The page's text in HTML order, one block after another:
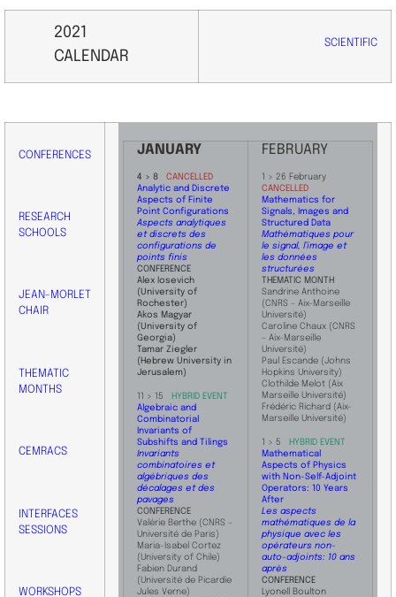
2021
CALENDAR
SCIENTIFIC
CONFERENCES
RESEARCH
SCHOOLS
JEAN-MORLET
CHAIR
THEMATIC
MONTHS
CEMRACS
INTERFACES
SESSIONS
WORKSHOPS
JANUARY
​4 > 8 CANCELLED
Analytic and Discrete
Aspects of Finite
Point Configurations
Aspects analytiques
et discrets des
configurations de
points finis
CONFERENCE
Alex Iosevich
(University of
Rochester)
Akos Magyar
(University of
Georgia)
Tamar Ziegler
(Hebrew University in
Jerusalem)
11 > 15 HYBRID EVENT
Algebraic and
Combinatorial
Invariants of
Subshifts and Tilings
Invariants
combinatoires et
algébriques des
décalages et des
pavages
​​CONFERENCE
Valérie Berthe (CNRS –
Université de Paris)
Maria-Isabel Cortez
(University of Chile)
Fabien Durand
(Université de Picardie
Jules Verne)
FEBRUARY
1 > 26 February
CANCELLED
Mathematics for
Signals, Images and
Structured Data
Mathématiques pour
le signal, l’image et
les données
structurées
THEMATIC MONTH
Sandrine Anthoine
(CNRS – Aix-Marseille
Université)
Caroline Chaux (CNRS
– Aix-Marseille
Université)
Paul Escande (Johns
Hopkins University)
Clothilde Melot (Aix
Marseille Université)
Frédéric Richard (Aix-
Marseille Université)
1 > 5 HYBRID EVENT
Mathematical
Aspects of Physics
with Non-Self-Adjoint
Operators: 10 Years
After
Les aspects
mathématiques de la
physique avec les
opérateurs non-
auto-adjoints: 10 ans
après
CONFERENCE
Lyonell Boulton